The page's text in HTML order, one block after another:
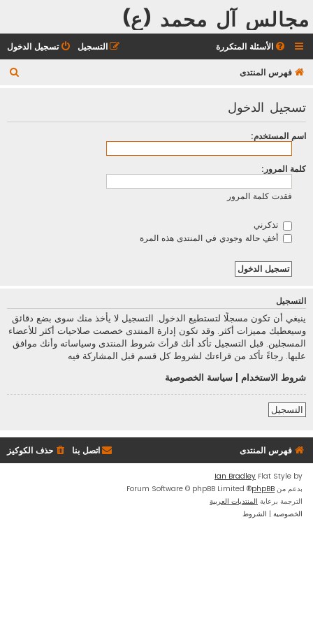
مجالس آل محمد (ع)
الأسئلة المتكررة تسجيل الدخول التسجيل
فهرس المنتدى
تسجيل الدخول
اسم المستخدم:
كلمة المرور:
فقدت كلمة المرور
تذكرني
أخفِ حالة وجودي في المنتدى هذه المرة
التسجيل
ينبغي أن تكون مسجلًا لتستطيع الدخول. التسجيل لا يأخذ منك سوى بضع دقائق
وسيعطيك مميزات أكثر. وقد تكون إدارة المنتدى خصصت صلاحيات أكثر للأعضاء
المسجلين. قبل التسجيل تأكد أنك قرأتَ شروط المنتدى وسياساته وأنك موافق
عليها. رجاءً تأكد من قراءتك لشروط كل قسم قبل المشاركة فيه
شروط الاستخدام
سياسة الخصوصية
التسجيل
فهرس المنتدى حذف الكوكيز اتصل بنا
Flat Style by
Ian Bradley
بدعم من phpBB
® Forum Software © phpBB Limited
الترجمة برعاية المنتديات العربية
الخصوصية | الشروط